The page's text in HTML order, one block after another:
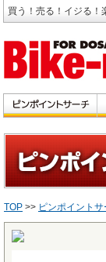
買う！売る！イジる！
TOP >> ピンポイントサ